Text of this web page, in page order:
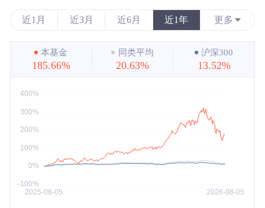
近1月 近3月 近6月 近1年 更多
近3年
近5年
最大
本基金
185.66%
同类平均
20.63%
沪深300
13.52%